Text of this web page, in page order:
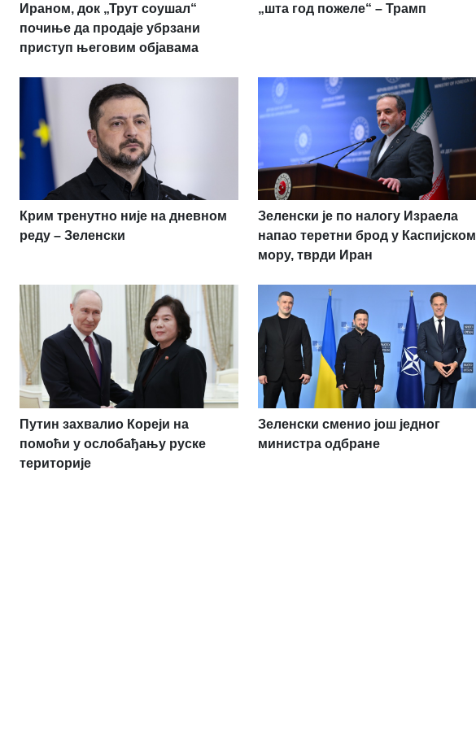
Ираном, док „Трут соушал“
почиње да продаје убрзани
приступ његовим објавама
„шта год пожеле“ – Трамп
Крим тренутно није на дневном
реду – Зеленски
Зеленски је по налогу Израела
напао теретни брод у Каспијском
мору, тврди Иран
Путин захвалио Кореји на
помоћи у ослобађању руске
територије
Зеленски сменио још једног
министра одбране